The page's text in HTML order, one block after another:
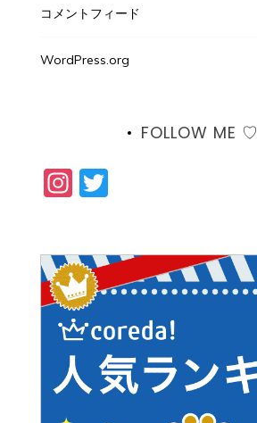
コメントフィード
WordPress.org
FOLLOW ME ♡
Instagram
Twitter